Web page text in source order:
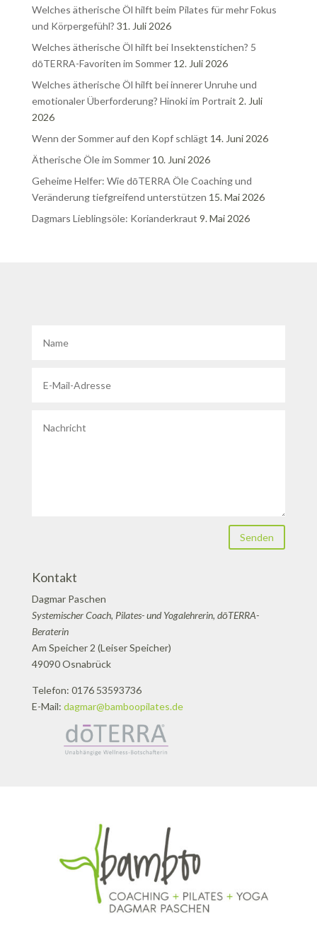
Welches ätherische Öl hilft beim Pilates für mehr Fokus
und Körpergefühl? 31. Juli 2026
Welches ätherische Öl hilft bei Insektenstichen? 5
dōTERRA-Favoriten im Sommer 12. Juli 2026
Welches ätherische Öl hilft bei innerer Unruhe und
emotionaler Überforderung? Hinoki im Portrait 2. Juli
2026
Wenn der Sommer auf den Kopf schlägt 14. Juni 2026
Ätherische Öle im Sommer 10. Juni 2026
Geheime Helfer: Wie dōTERRA Öle Coaching und
Veränderung tiefgreifend unterstützen 15. Mai 2026
Dagmars Lieblingsöle: Korianderkraut 9. Mai 2026
Senden
Kontakt
Dagmar Paschen
Systemischer Coach, Pilates- und Yogalehrerin, dōTERRA-
Beraterin
Am Speicher 2 (Leiser Speicher)
49090 Osnabrück
Telefon: 0176 53593736
E-Mail: dagmar@bamboopilates.de